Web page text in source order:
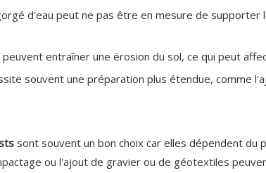
d'eau peut ne pas être en mesure de supporter
entraîner une érosion du sol, ce qui peut
souvent une préparation plus étendue, comme
sont souvent un bon choix car elles dépendent du
ou l'ajout de gravier ou de géotextiles